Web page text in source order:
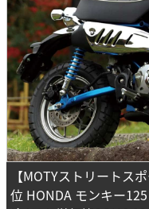
【MOTYストリートス
位 HONDA モンキー